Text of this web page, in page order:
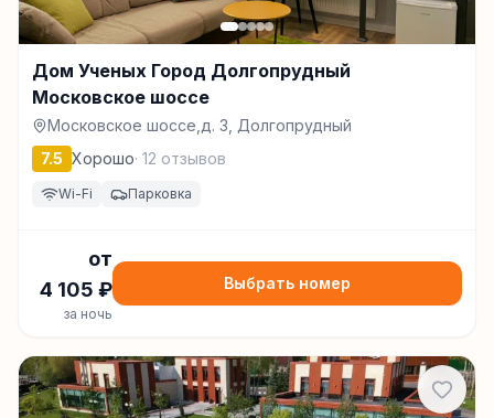
Дом Ученых Город Долгопрудный
Московское шоссе
Московское шоссе,д. 3, Долгопрудный
7.5 Хорошо· 12 отзывов
Wi-Fi Парковка
от
4 105 ₽
за ночь
Выбрать номер